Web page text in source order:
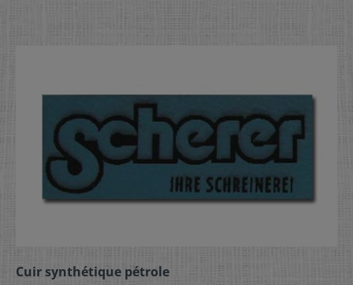
Cuir synthétique pétrole